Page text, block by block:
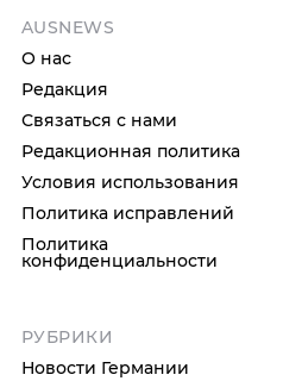
AUSNEWS
О нас
Редакция
Связаться с нами
Редакционная политика
Условия использования
Политика исправлений
Политика
конфиденциальности
РУБРИКИ
Новости Германии